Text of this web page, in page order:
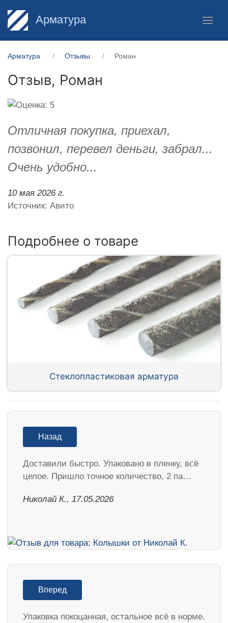
Арматура
Арматура Отзывы Роман
Отзыв, Роман
Отличная покупка, приехал,
позвонил, перевел деньги, забрал...
Очень удобно...
10 мая 2026 г.
Источник: Авито
Подробнее о товаре
Стеклопластиковая арматура
Назад
Доставили быстро. Упаковано в пленку, всё
целое. Пришло точное количество, 2 па…
Николай К., 17.05.2026
Вперед
Упаковка покоцанная, остальное всё в норме.